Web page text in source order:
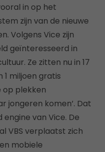
in op het
zijn van de nieuwe
Volgens Vice zijn
geïnteresseerd in
Ze zitten nu in 17
miljoen gratis
op plekken
jongeren komen’. Dat
van Vice. De
VBS verplaatst zich
mobiele